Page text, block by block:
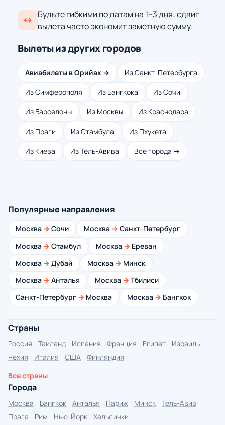
Будьте гибкими по датам на 1–3 дня: сдвиг
вылета часто экономит заметную сумму.
Вылеты из других городов
Авиабилеты в Орийак → Из Санкт-Петербурга
Из Симферополя Из Бангкока Из Сочи
Из Барселоны Из Москвы Из Краснодара
Из Праги Из Стамбула Из Пхукета
Из Киева Из Тель-Авива Все города →
Популярные направления
Москва → Сочи Москва → Санкт-Петербург
Москва → Стамбул Москва → Ереван
Москва → Дубай Москва → Минск
Москва → Анталья Москва → Тбилиси
Санкт-Петербург → Москва Москва → Бангкок
Страны
Россия Таиланд Испания Франция Египет
Израиль
Чехия
Италия США
Финляндия
Все страны
Города
Москва Бангкок Анталья Париж Минск
Тель-Авив
Прага
Рим Нью-Йорк
Хельсинки